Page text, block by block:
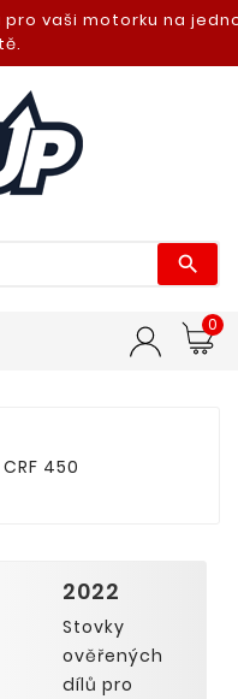
pro vaši motorku na

0
CRF 450
2022
Stovky
ověřených
dílů pro